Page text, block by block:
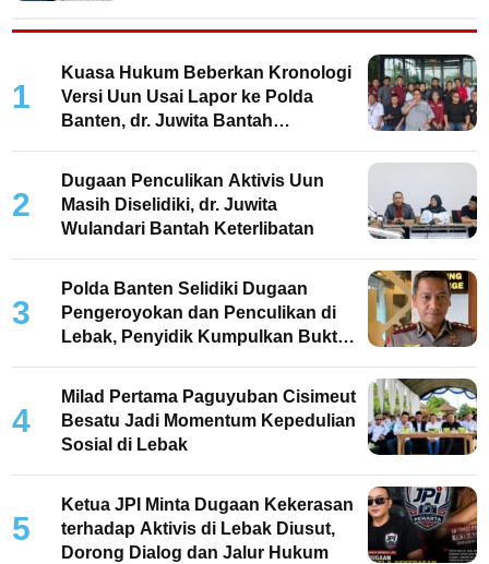
1
Kuasa Hukum Beberkan Kronologi
Versi Uun Usai Lapor ke Polda
Banten, dr. Juwita Bantah
2
Dugaan Penculikan Aktivis Uun
Masih Diselidiki, dr. Juwita
Wulandari Bantah Keterlibatan
3
Polda Banten Selidiki Dugaan
Pengeroyokan dan Penculikan di
Lebak, Penyidik Kumpulkan Bukti
4
Milad Pertama Paguyuban Cisimeut
Besatu Jadi Momentum Kepedulian
Sosial di Lebak
5
Ketua JPI Minta Dugaan Kekerasan
terhadap Aktivis di Lebak Diusut,
Dorong Dialog dan Jalur Hukum